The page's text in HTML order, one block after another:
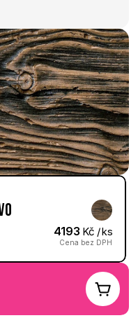
4193 Kč / ks
Cena bez DPH